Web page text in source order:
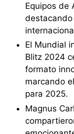
Equipos de
El Mundial
Blitz 2024
formato
marcando
para 2025.
Magnus